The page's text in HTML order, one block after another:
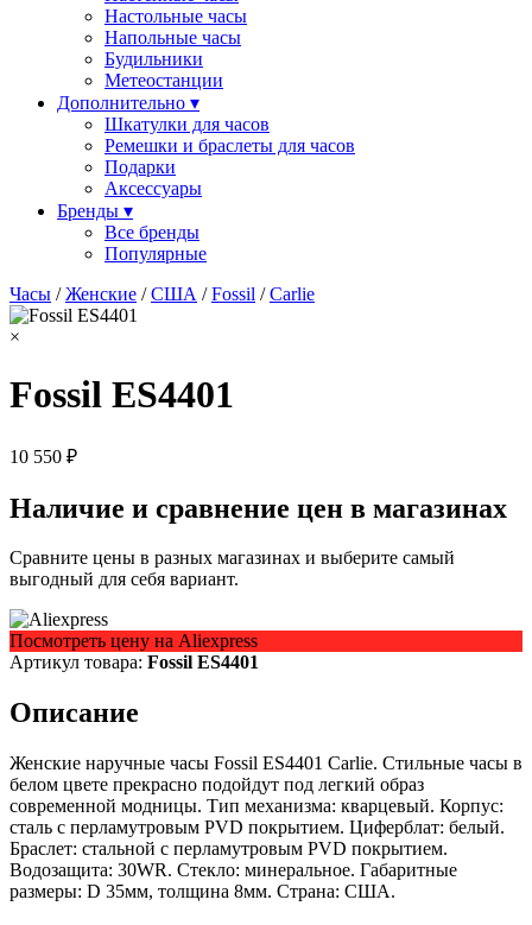
Настольные часы
Напольные часы
Будильники
Метеостанции
Дополнительно ▾
Шкатулки для часов
Ремешки и браслеты для часов
Подарки
Аксессуары
Бренды ▾
Все бренды
Популярные
Часы /Женские /США /Fossil /Carlie
×
Fossil ES4401
10 550 ₽
Наличие и сравнение цен в магазинах
Сравните цены в разных магазинах и выберите самый
выгодный для себя вариант.
Посмотреть цену на Aliexpress
Артикул товара: Fossil ES4401
Описание
Женские наручные часы Fossil ES4401 Carlie. Стильные часы в
белом цвете прекрасно подойдут под легкий образ
современной модницы. Тип механизма: кварцевый. Корпус:
сталь с перламутровым PVD покрытием. Циферблат: белый.
Браслет: стальной с перламутровым PVD покрытием.
Водозащита: 30WR. Стекло: минеральное. Габаритные
размеры: D 35мм, толщина 8мм. Страна: США.